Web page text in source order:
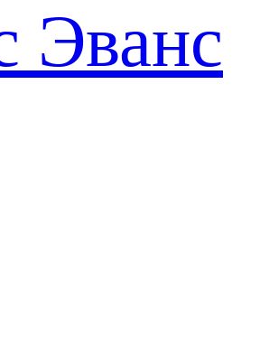
Эванс